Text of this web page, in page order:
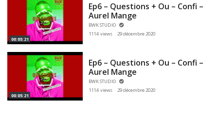
00:05:21
Ep6 – Questions + Ou – Confi –
Aurel Mange
BWK STUDIO
1114 views
29 décembre 2020
00:05:21
Ep6 – Questions + Ou – Confi –
Aurel Mange
BWK STUDIO
1114 views
29 décembre 2020